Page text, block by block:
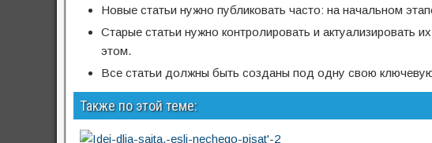
Новые статьи нужно публиковать часто: на начальном
Старые статьи нужно контролировать и актуализировать
этом.
Все статьи должны быть созданы под одну свою
Также по этой теме: